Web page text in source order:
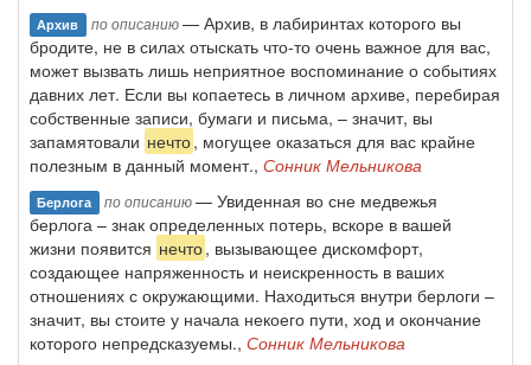
Архив по описанию— Архив, в лабиринтах которого вы
бродите, не в силах отыскать что-то очень важное для вас,
может вызвать лишь неприятное воспоминание о событиях
давних лет. Если вы копаетесь в личном архиве, перебирая
собственные записи, бумаги и письма, – значит, вы
запамятовали нечто, могущее оказаться для вас крайне
полезным в данный момент., Сонник Мельникова
Берлога по описанию— Увиденная во сне медвежья
берлога – знак определенных потерь, вскоре в вашей
жизни появится нечто, вызывающее дискомфорт,
создающее напряженность и неискренность в ваших
отношениях с окружающими. Находиться внутри берлоги –
значит, вы стоите у начала некоего пути, ход и окончание
которого непредсказуемы., Сонник Мельникова